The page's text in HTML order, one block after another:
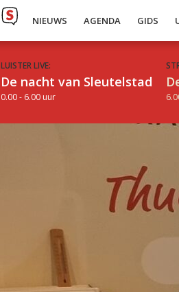
NIEUWS AGENDA GIDS
LUISTER LIVE:
De nacht van Sleutelstad
0.00 - 6.00 uur